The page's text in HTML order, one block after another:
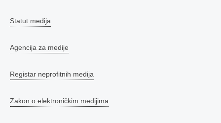
Statut medija
Agencija za medije
Registar neprofitnih medija
Zakon o elektroničkim medijima